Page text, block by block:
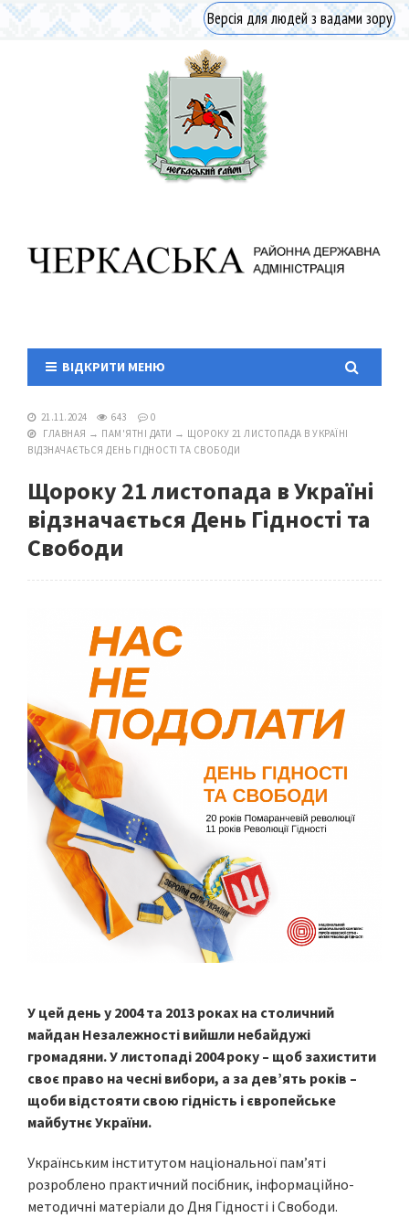
Версія для людей з вадами зору
ВІДКРИТИ МЕНЮ
21.11.2024 643
0
ГЛАВНАЯ → ПАМ'ЯТНІ ДАТИ → ЩОРОКУ 21 ЛИСТОПАДА В УКРАЇНІ
ВІДЗНАЧАЄТЬСЯ ДЕНЬ ГІДНОСТІ ТА СВОБОДИ
Щороку 21 листопада в Україні
відзначається День Гідності та
Свободи
У цей день у 2004 та 2013 роках на столичний
майдан Незалежності вийшли небайдужі
громадяни. У листопаді 2004 року – щоб захистити
своє право на чесні вибори, а за дев’ять років –
щоби відстояти свою гідність і європейське
майбутнє України.
Українським інститутом національної пам’яті
розроблено практичний посібник, інформаційно-
методичні матеріали до Дня Гідності і Свободи.